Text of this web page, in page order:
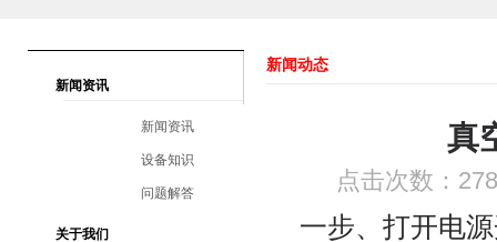
新闻资讯
新闻资讯
设备知识
问题解答
关于我们
新闻动态
真
点击次数：
一步、打开电